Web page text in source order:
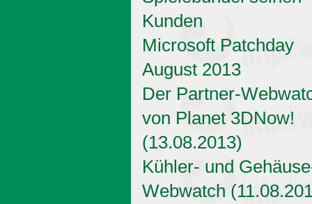
Kunden
Microsoft Patchday
August 2013
Der Partner-
von Planet 3DNow!
(13.08.2013)
Kühler- und
Webwatch